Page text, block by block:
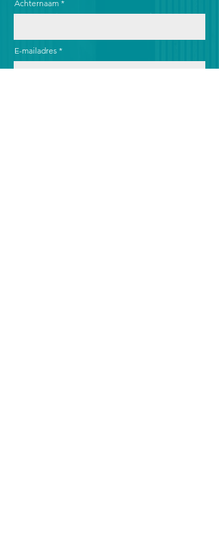
Achternaam
E-mailadres